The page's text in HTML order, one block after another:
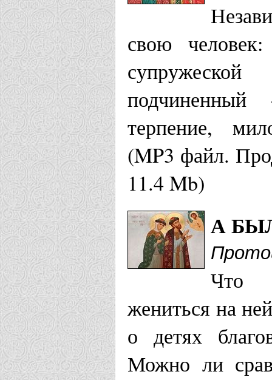
Храм
Храм
Канашская
Храм
княгини
Кемеровская
Храм свв.
г. Кемерово
свою
терпение,
(MP3 файл.
11.4 Mb)
А
Что
жениться на
о детях
Можно ли